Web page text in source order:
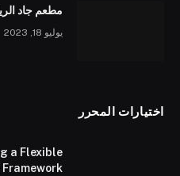
مطعم جاد
يوليو 18, 2023
اختيارات المحرر
a Flexible